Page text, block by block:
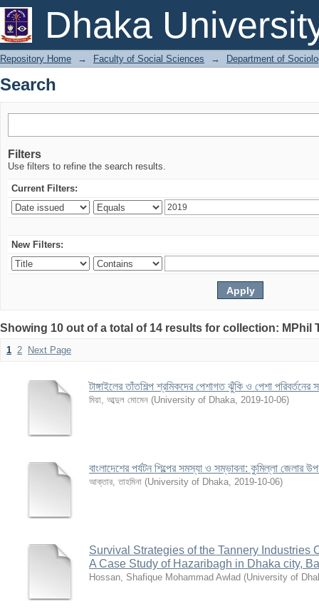
Dhaka
Search
Repository Home → Faculty of Social Sciences → Department of
Search
Filters
Use filters to refine the search results.
Current Filters:
New Filters:
Showing 10 out of a total of 14 results for collection: MPhil
1 2 Next Page
টাঙ্গাইলের তাঁতশিল্প শ্রমিকদের পেশাগত ঝুঁকি ও পেশা পরিবর্তনের
মিয়া, আব্দুল মোমেন (University of Dhaka, 2019-10-06)
বাংলাদেশের পর্যটন শিল্পের সমস্যা ও সম্ভাবনা: কুমিল্লা জেলার
আক্তার, তাহমিনা (University of Dhaka, 2019-10-06)
Survival Strategies of the Tannery Industries
A Case Study of Hazaribagh in Dhaka city,
Hossan, Shafique Mohammad Awlad (University of